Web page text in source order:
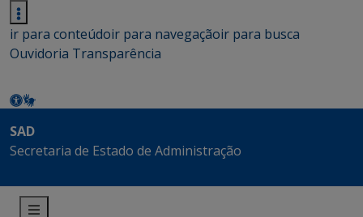
ir para conteúdoir para navegaçãoir para busca
Ouvidoria Transparência
SAD
Secretaria de Estado de Administração